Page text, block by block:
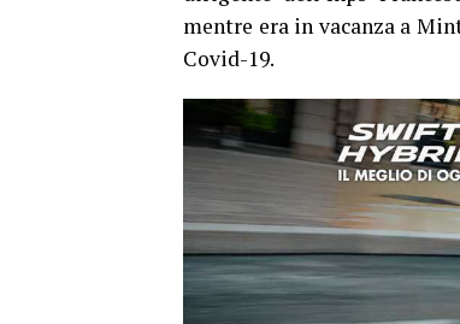
mentre era in vacanza a
Covid-19.